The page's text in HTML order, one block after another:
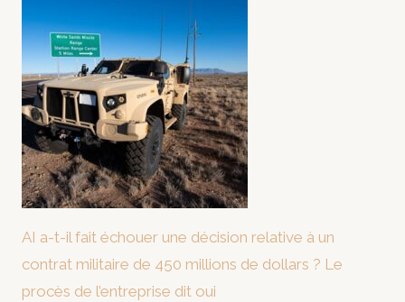
AI a-t-il fait échouer une décision relative à un
contrat militaire de 450 millions de dollars ? Le
procès de l’entreprise dit oui